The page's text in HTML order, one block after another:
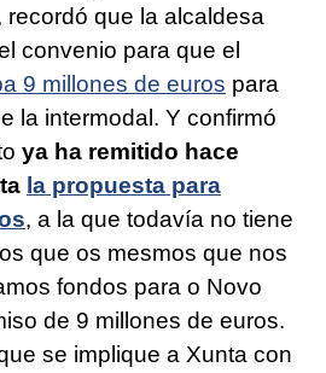
que la alcaldesa
convenio para que el
9 millones de euros para
la intermodal. Y confirmó
ya ha remitido hace
la propuesta para
, a la que todavía no tiene
que os mesmos que nos
fondos para o Novo
de 9 millones de euros.
se implique a Xunta con